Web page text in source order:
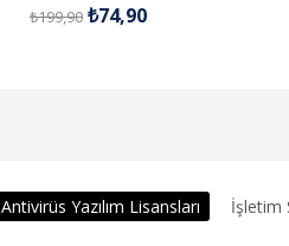
5.00oy aldı
₺199,90 ₺74,90
Antivirüs Yazılım Lisansları İşletim